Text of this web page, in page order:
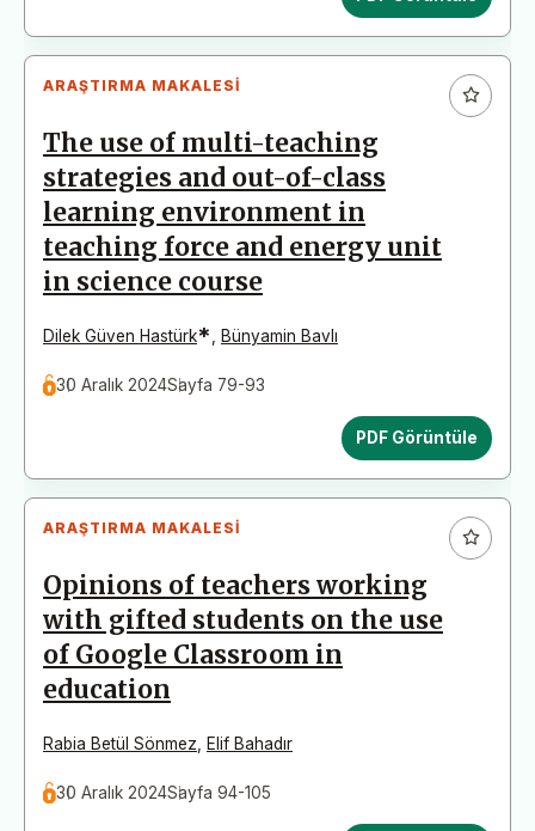
ARAŞTIRMA MAKALESI
The use of multi-teaching
strategies and out-of-class
learning environment in
teaching force and energy unit
in science course
Dilek Güven Hastürk* Bünyamin Bavlı
30 Aralık 2024Sayfa 79-93
PDF Görüntüle
ARAŞTIRMA MAKALESI
Opinions of teachers working
with gifted students on the use
of Google Classroom in
education
Rabia Betül Sönmez Elif Bahadır
30 Aralık 2024Sayfa 94-105